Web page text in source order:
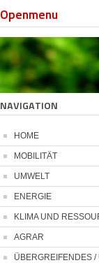
Openmenu
NAVIGATION
HOME
MOBILITÄT
UMWELT
ENERGIE
KLIMA UND
AGRAR
ÜBERGREIFENDES /